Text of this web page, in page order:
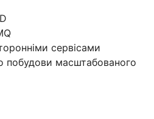
сервісами
побудови масштабованого